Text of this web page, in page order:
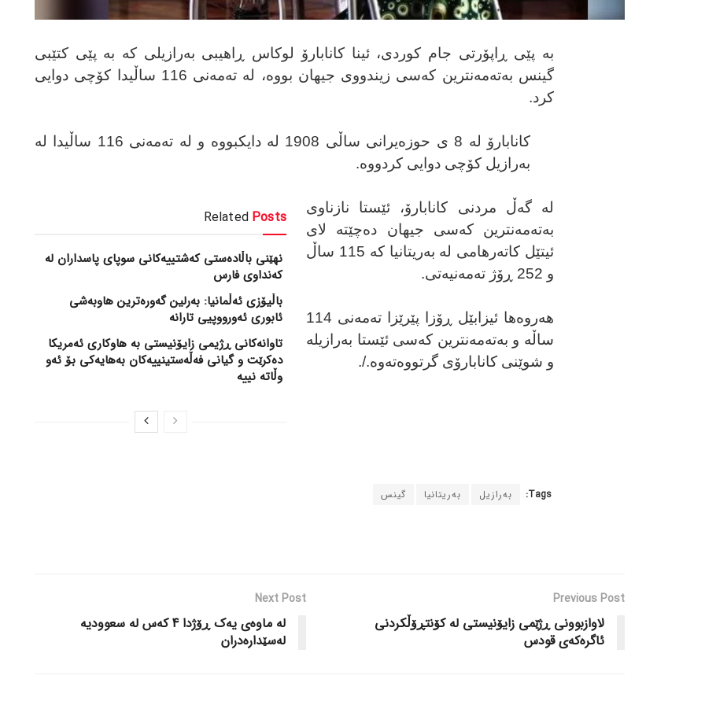
بە پێی ڕاپۆرتی جام کوردی، ئینا کانابارۆ لوکاس ڕاهیبی بەرازیلی کە بە پێی کتێبی
گینس بەتەمەنترین کەسی زیندووی جیهان بووە، لە تەمەنی 116 ساڵیدا کۆچی دوایی
کرد.
کانابارۆ لە 8 ی حوزەیرانی ساڵی 1908 لە دایکبووە و لە تەمەنی 116 ساڵیدا لە
بەرازیل کۆچی دوایی کردووە.
Related Posts
نهێنی باڵادەستی کەشتییەکانی سوپای پاسداران لە
کەنداوی فارس
باڵیۆزی ئەڵمانیا: بەرلین گەورەترین هاوبەشی
ئابوری ئەورووپیی تارانە
تاوانەکانی ڕژیمی زایۆنیستی بە هاوکاری ئەمریکا
دەکرێت و گیانی فەڵەستینییەکان بەهایەکی بۆ ئەو
وڵاتە نییە
لە گەڵ مردنی کانابارۆ، ئێستا نازناوی
بەتەمەنترین کەسی جیهان دەچێتە لای
ئیتێل کاتەرهامی لە بەریتانیا کە 115 ساڵ
و 252 ڕۆژ تەمەنیەتی.
هەروەها ئیزابێل ڕۆزا پێرێزا تەمەنی 114
ساڵە و بەتەمەنترین کەسی ئێستا بەرازیلە
و شوێنی کانابارۆی گرتووەتەوە./.
Tags: بەرازیل بەریتانیا گینس
Previous Post
لاوازبوونی ڕژێمی زایۆنیستی لە کۆنتڕۆڵکردنی
ئاگرەکەی قودس
Next Post
لە ماوەی یەک ڕۆژدا 4 کەس لە سعوودیە
لەسێدارەدران